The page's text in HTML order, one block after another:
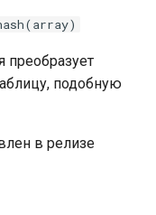
преобразует
подобную
в релизе